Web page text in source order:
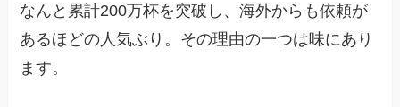
なんと 累計200万杯を突破し、海外からも依頼が
あるほどの人気ぶり。その理由の一つは味にあり
ます。